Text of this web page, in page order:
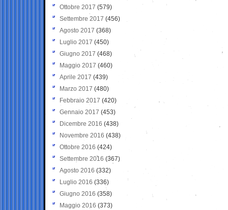
Ottobre 2017 (579)
Settembre 2017 (456)
Agosto 2017 (368)
Luglio 2017 (450)
Giugno 2017 (468)
Maggio 2017 (460)
Aprile 2017 (439)
Marzo 2017 (480)
Febbraio 2017 (420)
Gennaio 2017 (453)
Dicembre 2016 (438)
Novembre 2016 (438)
Ottobre 2016 (424)
Settembre 2016 (367)
Agosto 2016 (332)
Luglio 2016 (336)
Giugno 2016 (358)
Maggio 2016 (373)